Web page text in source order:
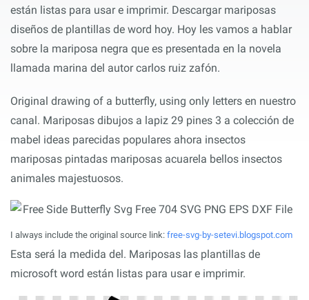
están listas para usar e imprimir. Descargar mariposas
diseños de plantillas de word hoy. Hoy les vamos a hablar
sobre la mariposa negra que es presentada en la novela
llamada marina del autor carlos ruiz zafón.
Original drawing of a butterfly, using only letters en nuestro
canal. Mariposas dibujos a lapiz 29 pines 3 a colección de
mabel ideas parecidas populares ahora insectos
mariposas pintadas mariposas acuarela bellos insectos
animales majestuosos.
I always include the original source link: free-svg-by-setevi.blogspot.com
Esta será la medida del. Mariposas las plantillas de
microsoft word están listas para usar e imprimir.